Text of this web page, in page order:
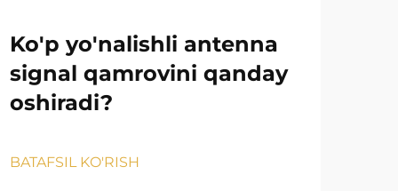
Ko'p yo'nalishli antenna
signal qamrovini qanday
oshiradi?
BATAFSIL KO'RISH